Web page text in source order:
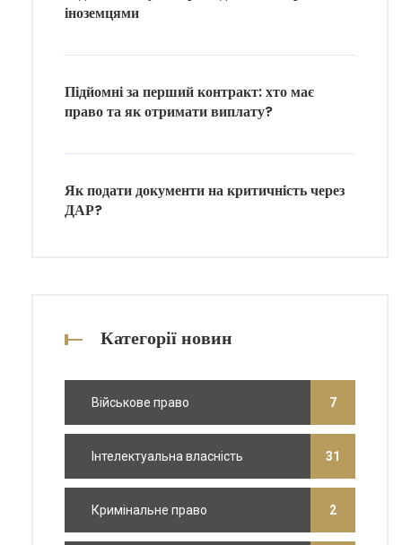
іноземцями
Підйомні за перший контракт: хто має
право та як отримати виплату?
Як подати документи на критичність через
ДАР?
Категорії новин
Військове право 7
Інтелектуальна власність 31
Кримінальне право 2